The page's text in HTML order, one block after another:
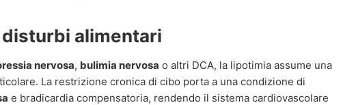
alimentari
nervosa, bulimia nervosa o altri DCA, la lipotimia assume una
La restrizione cronica di cibo porta a una condizione di
e bradicardia compensatoria, rendendo il sistema cardiovascolare